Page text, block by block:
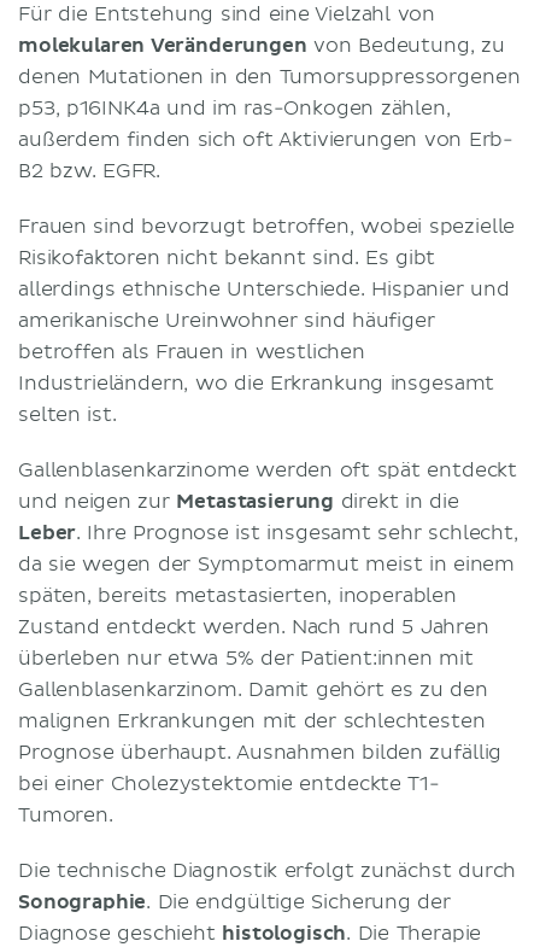
Für die Entstehung sind eine Vielzahl von
molekularen Veränderungen von Bedeutung, zu
denen Mutationen in den Tumorsuppressorgenen
p53, p16INK4a und im ras-Onkogen zählen,
außerdem finden sich oft Aktivierungen von Erb-
B2 bzw. EGFR.
Frauen sind bevorzugt betroffen, wobei spezielle
Risikofaktoren nicht bekannt sind. Es gibt
allerdings ethnische Unterschiede. Hispanier und
amerikanische Ureinwohner sind häufiger
betroffen als Frauen in westlichen
Industrieländern, wo die Erkrankung insgesamt
selten ist.
Gallenblasenkarzinome werden oft spät entdeckt
und neigen zur Metastasierung direkt in die
Leber. Ihre Prognose ist insgesamt sehr schlecht,
da sie wegen der Symptomarmut meist in einem
späten, bereits metastasierten, inoperablen
Zustand entdeckt werden. Nach rund 5 Jahren
überleben nur etwa 5% der Patient:innen mit
Gallenblasenkarzinom. Damit gehört es zu den
malignen Erkrankungen mit der schlechtesten
Prognose überhaupt. Ausnahmen bilden zufällig
bei einer Cholezystektomie entdeckte T1-
Tumoren.
Die technische Diagnostik erfolgt zunächst durch
Sonographie. Die endgültige Sicherung der
Diagnose geschieht histologisch. Die Therapie